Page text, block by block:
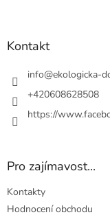
Kontakt
info@ekologicka-
+420608628508
https://
Pro zajímavost...
Kontakty
Hodnocení obchodu